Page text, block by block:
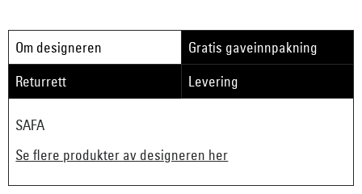
Om designeren
Gratis gaveinnpakning
Returrett
Levering
SAFA
Se flere produkter av designeren her